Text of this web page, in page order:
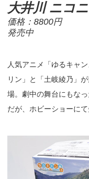
大井川 ニコ
価格：8800円
発売中
人気アニメ「ゆるキャ
リン」と「土岐綾乃」
場。劇中の舞台にもな
だが、ホビーショーに